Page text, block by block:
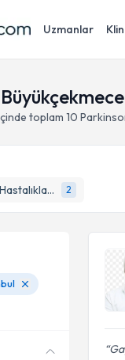
Uzmanlar
toplam 10
Nöroloji (Beyin ve Sinir Hastalıkları)
2